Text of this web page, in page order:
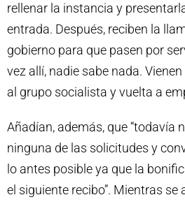
rellenar la instancia y
entrada. Después, reciben la
gobierno para que pasen por
vez allí, nadie sabe nada.
al grupo socialista y vuelta a
Añadían, además, que “todavía
ninguna de las solicitudes y
lo antes posible ya que la
el siguiente recibo”. Mientras se